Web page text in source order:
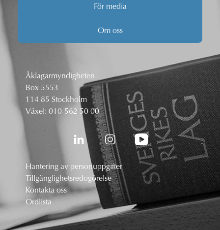
För media
Om oss
Åklagarmyndigheten
Box 5553
114 85 Stockholm
Växel: 010-562 50 00
Hantering av personuppgifter
Tillgänglighetsredogörelse
Kontakta oss
Ordlista